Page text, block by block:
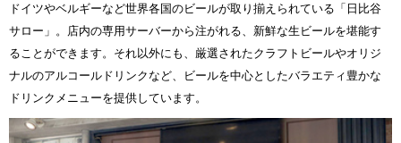
ドイツやベルギーなど世界各国のビールが取り揃えられている「日比谷
サロー」。店内の専用サーバーから注がれる、新鮮な生ビールを堪能す
ることができます。それ以外にも、厳選されたクラフトビールやオリジ
ナルのアルコールドリンクなど、ビールを中心としたバラエティ豊かな
ドリンクメニューを提供しています。